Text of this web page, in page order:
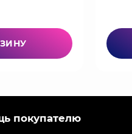
ее на настоящей
кабель к усилителю
ручки
в комнату, она будет
покупателю